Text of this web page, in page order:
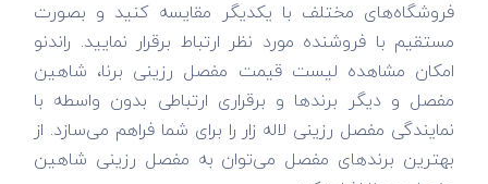
فروشگاه‌های مختلف با یکدیگر مقایسه کنید و بصورت
مستقیم با فروشنده مورد نظر ارتباط برقرار نمایید. راندنو
امکان مشاهده لیست قیمت مفصل رزینی برنا، شاهین
مفصل و دیگر برندها و برقراری ارتباطی بدون واسطه با
نمایندگی مفصل رزینی لاله زار را برای شما فراهم می‌سازد. از
بهترین برندهای مفصل می‌توان به مفصل رزینی شاهین